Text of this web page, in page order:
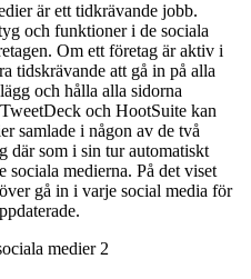
är ett tidkrävande jobb.
och funktioner i de sociala
Om ett företag är aktiv i
tidskrävande att gå in på alla
och hålla alla sidorna
och HootSuite kan
samlade i någon av de två
där som i sin tur automatiskt
sociala medierna. På det viset
gå in i varje social media för